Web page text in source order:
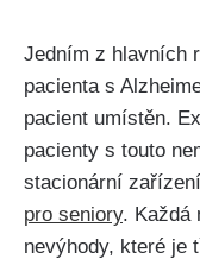
Jedním z hlavních
pacienta s
pacient umístěn.
pacienty s touto
stacionární
pro seniory. Každá
nevýhody, které je